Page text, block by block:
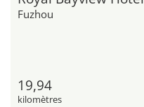
Fuzhou
19,94
kilomètres